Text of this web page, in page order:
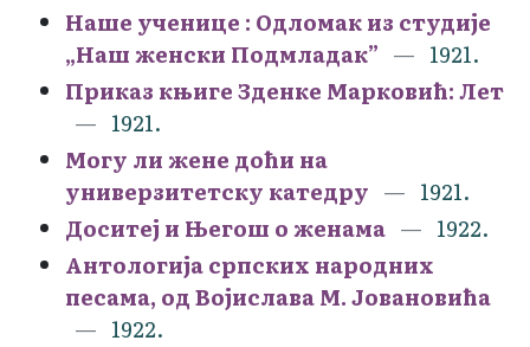
Наше ученице : Oдломак из студије
„Наш женски Подмладак”
1921.
Приказ књиге Зденке Марковић: Лет
1921.
Могу ли жене доћи на
универзитетску катедру
1921.
Доситеј и Његош о женама
1922.
Антологија српских народних
песама, од Војислава М. Јовановића
1922.